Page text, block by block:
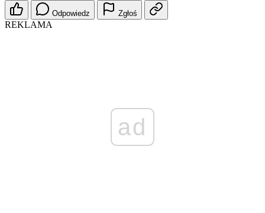
Odpowiedz Zgłoś
REKLAMA
ad